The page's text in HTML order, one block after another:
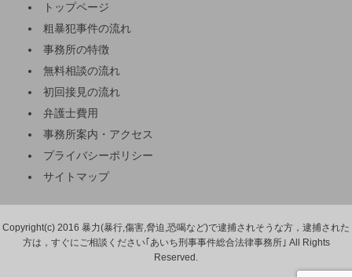
トップページ
粗暴犯事件の流れ
事務所の特徴
無料相談の流れ
初回接見の流れ
弁護士費用
事務所案内・アクセス
プライバシーポリシー
サイトマップ
Copyright(c) 2016 暴力(暴行,傷害,脅迫,恐喝など)で逮捕されそうな方，逮捕された
方は，すぐにご相談ください｢あいち刑事事件総合法律事務所｣ All Rights
Reserved.